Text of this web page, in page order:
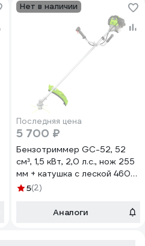
Нет в наличии
Последняя цена
5 700 ₽
Бензотриммер GC-52, 52
см³, 1,5 кВт, 2,0 л.с., нож 255
мм + катушка с леской 460
мм, неразъемная штанга On
5(2)
Аналоги